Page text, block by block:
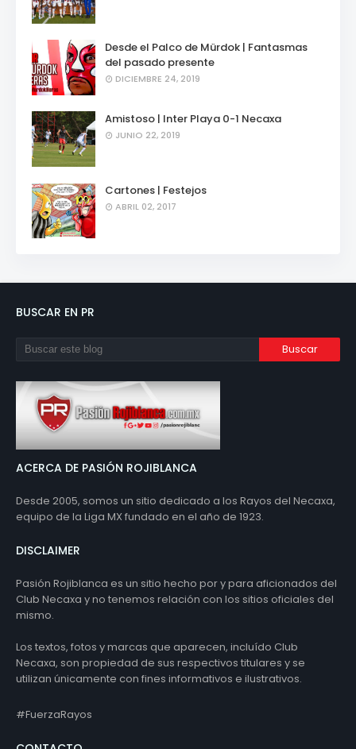
Desde el Palco de Mürdok | Fantasmas
del pasado presente
DICIEMBRE 24, 2019
Amistoso | Inter Playa 0-1 Necaxa
JUNIO 22, 2019
Cartones | Festejos
ABRIL 02, 2017
BUSCAR EN PR
ACERCA DE PASIÓN ROJIBLANCA
Desde 2005, somos un sitio dedicado a los Rayos del Necaxa,
equipo de la Liga MX fundado en el año de 1923.
DISCLAIMER
Pasión Rojiblanca es un sitio hecho por y para aficionados del
Club Necaxa y no tenemos relación con los sitios oficiales del
mismo.
Los textos, fotos y marcas que aparecen, incluído Club
Necaxa, son propiedad de sus respectivos titulares y se
utilizan únicamente con fines informativos e ilustrativos.
#FuerzaRayos